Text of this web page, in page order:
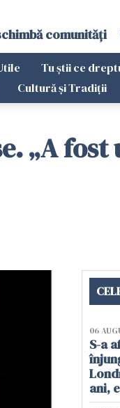
comunități
Tu știi ce
Cultură și Tradiții
„A
06
S-a
ani,